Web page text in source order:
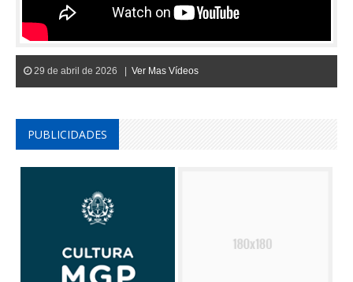
29 de abril de 2026 | Ver Mas Vídeos
PUBLICIDADES